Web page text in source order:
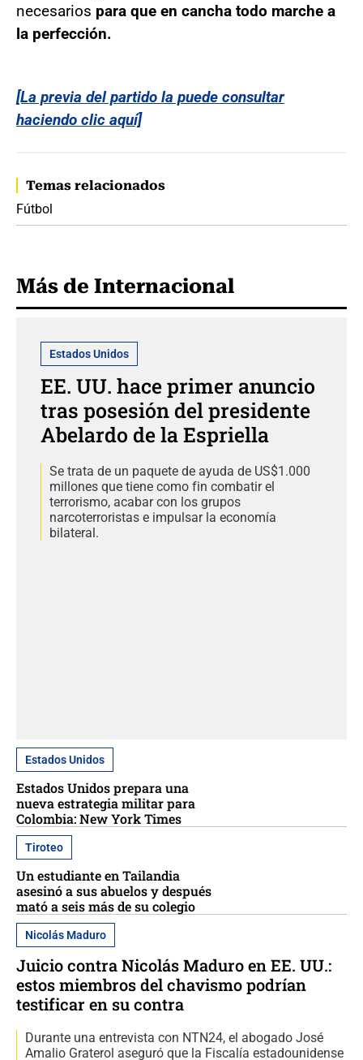
necesarios para que en cancha todo marche a
la perfección.
[La previa del partido la puede consultar
haciendo clic aquí]
Temas relacionados
Fútbol
Más de Internacional
Estados Unidos
EE. UU. hace primer anuncio
tras posesión del presidente
Abelardo de la Espriella
Se trata de un paquete de ayuda de US$1.000
millones que tiene como fin combatir el
terrorismo, acabar con los grupos
narcoterroristas e impulsar la economía
bilateral.
Estados Unidos
Estados Unidos prepara una
nueva estrategia militar para
Colombia: New York Times
Tiroteo
Un estudiante en Tailandia
asesinó a sus abuelos y después
mató a seis más de su colegio
Nicolás Maduro
Juicio contra Nicolás Maduro en EE. UU.:
estos miembros del chavismo podrían
testificar en su contra
Durante una entrevista con NTN24, el abogado José
Amalio Graterol aseguró que la Fiscalía estadounidense